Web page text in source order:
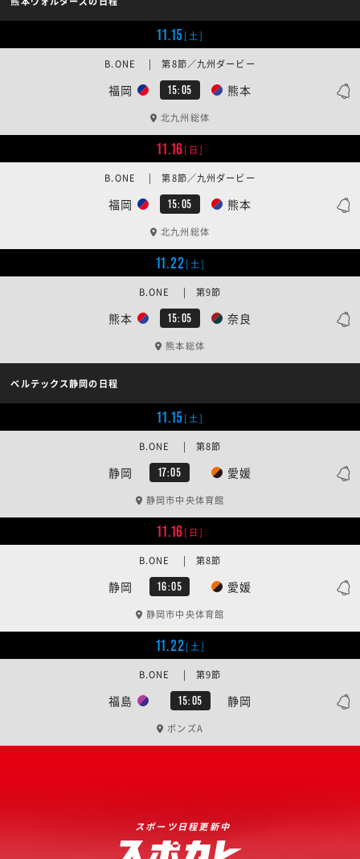
11.15[土]
福岡 15:05 熊本
B.ONE | 第8節／九州ダービー
北九州総体
11.16[日]
福岡 15:05 熊本
B.ONE | 第8節／九州ダービー
北九州総体
11.22[土]
熊本 15:05 奈良
B.ONE | 第9節
熊本総体
ベルテックス静岡の日程
11.15[土]
静岡 17:05 愛媛
B.ONE | 第8節
静岡市中央体育館
11.16[日]
静岡 16:05 愛媛
B.ONE | 第8節
静岡市中央体育館
11.22[土]
福島 15:05 静岡
B.ONE | 第9節
ボンズA
スポーツ日程更新中